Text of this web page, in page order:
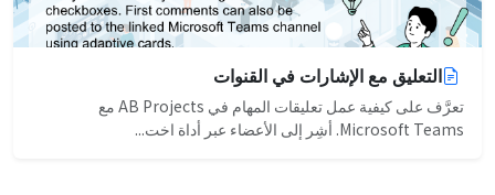
التعليق مع الإشارات في القنوات
تعرَّف على كيفية عمل تعليقات المهام في AB Projects مع
Microsoft Teams. أشِر إلى الأعضاء عبر أداة اخت...